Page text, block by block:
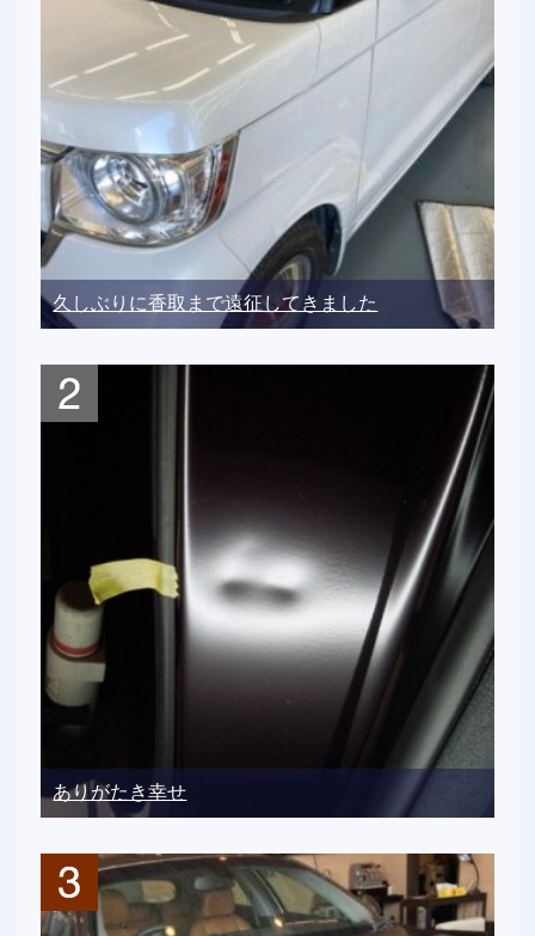
久しぶりに香取まで遠征してきました
ありがたき幸せ